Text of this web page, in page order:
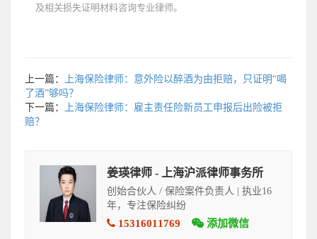
及相关损失证明材料咨询专业律师。
上一篇：
上海保险律师：意外险以醉酒为由拒赔，只证明“喝
了酒”够吗？
下一篇：
上海保险律师：雇主责任险新员工申报后出险被拒
赔？
姜瑛律师 - 上海沪派律师事务所
创始合伙人 / 保险案件负责人 | 执业16
年，专注保险纠纷
15316011769 添加微信